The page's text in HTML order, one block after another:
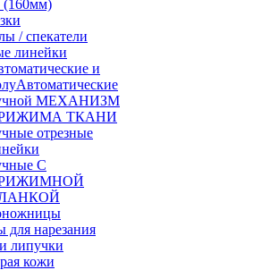
(160мм)
/ спекатели
линейки
и
МЕХАНИЗМ
ТКАНИ
отрезные
С
нарезания
липучки
кожи